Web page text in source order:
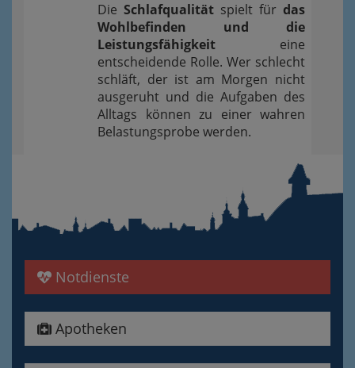
Die Schlafqualität spielt für das
Wohlbefinden und die
Leistungsfähigkeit eine
entscheidende Rolle. Wer schlecht
schläft, der ist am Morgen nicht
ausgeruht und die Aufgaben des
Alltags können zu einer wahren
Belastungsprobe werden.
Notdienste
Apotheken